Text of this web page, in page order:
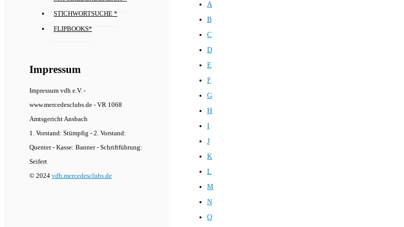
STICHWORTSUCHE *
FLIPBOOKS*
Impressum
Impressum vdh e.V. -
www.mercedesclubs.de - VR 1068
Amtsgericht Ansbach
1. Vorstand: Stümpfig - 2. Vorstand:
Quenter - Kasse: Banner - Schriftführung:
Seifert
© 2024 vdh.mercedesclubs.de
A
B
C
D
E
F
G
H
I
J
K
L
M
N
O